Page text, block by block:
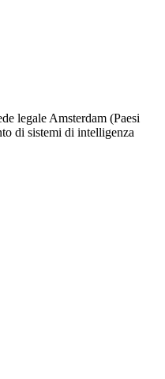
legale Amsterdam (Paesi
di sistemi di intelligenza